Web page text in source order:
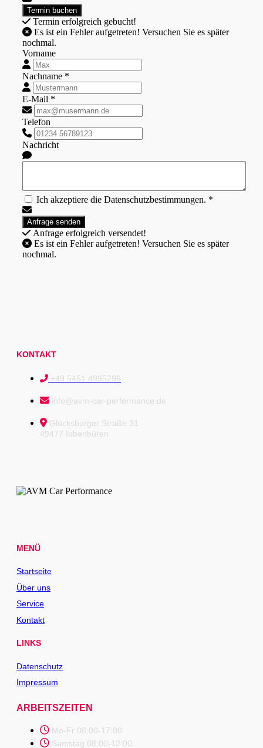
Termin erfolgreich gebucht!
nochmal.
Vorname
Nachname *
E-Mail *
Telefon
Nachricht
Ich akzeptiere die Datenschutzbestimmungen. *
Anfrage erfolgreich versendet!
nochmal.
KONTAKT
+49 5451 4995296
info@avm-car-performance.de
Glücksburger Straße 31
49477 Ibbenbüren
MENÜ
Startseite
Über uns
Service
Kontakt
LINKS
Datenschutz
Impressum
ARBEITSZEITEN
Mo-Fr 08:00-17:00
Samstag 08:00-12:00